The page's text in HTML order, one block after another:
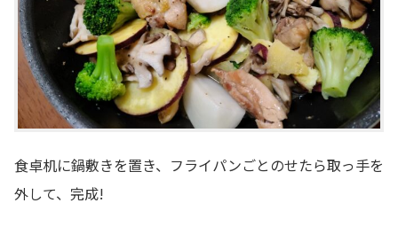
食卓机に鍋敷きを置き、フライパンごとのせたら取っ手を
外して、完成!